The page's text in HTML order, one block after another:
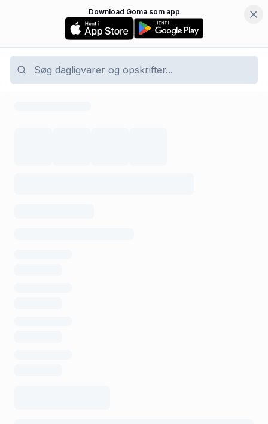
Download Goma som app